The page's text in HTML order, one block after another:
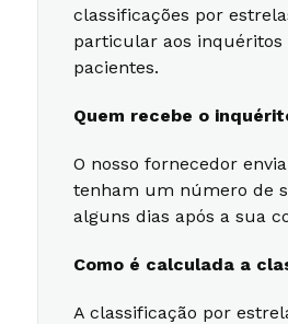
classificações por
particular aos inquéritos
pacientes.
Quem recebe o
O nosso fornecedor
tenham um número de
alguns dias após a sua
Como é calculada a
A classificação por